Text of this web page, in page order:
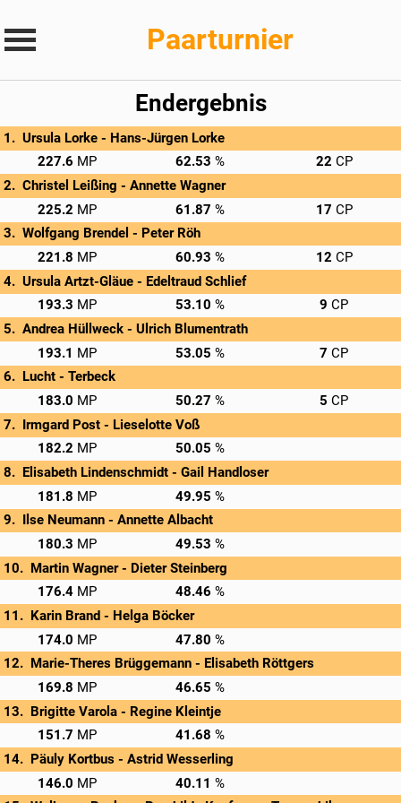
Paarturnier
Endergebnis
Ursula Lorke - Hans-Jürgen Lorke
Privatscore
227.6 62.53
22
Christel Leißing - Annette Wagner
Privatscore
225.2 61.87
17
Wolfgang Brendel - Peter Röh
Privatscore
221.8 60.93
12
Ursula Artzt-Gläue - Edeltraud Schlief
Privatscore
193.3 53.10
9
Andrea Hüllweck - Ulrich Blumentrath
Privatscore
193.1 53.05
7
Lucht - Terbeck
Privatscore
183.0 50.27
5
Irmgard Post - Lieselotte Voß
Privatscore
182.2
50.05
Elisabeth Lindenschmidt - Gail Handloser
Privatscore
181.8
49.95
Ilse Neumann - Annette Albacht
Privatscore
180.3
49.53
Martin Wagner - Dieter Steinberg
Privatscore
176.4
48.46
Karin Brand - Helga Böcker
Privatscore
174.0
47.80
Marie-Theres Brüggemann - Elisabeth Röttgers
Privatscore
169.8
46.65
Brigitte Varola - Regine Kleintje
Privatscore
151.7
41.68
Päuly Kortbus - Astrid Wesserling
Privatscore
146.0
40.11